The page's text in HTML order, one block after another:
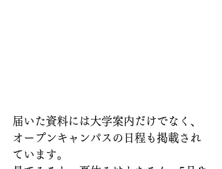
届いた資料には大学案内だけでなく、
オープンキャンパスの日程も掲載され
ています。